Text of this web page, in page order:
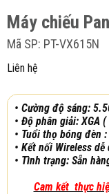
Máy chiếu
Mã SP: PT-VX615N
Liên hệ
• Cường độ sáng:
• Độ phân giải: XGA
• Tuổi thọ bóng đèn
• Kết nối Wireless
• Tình trạng: Sẵn
Cam kết thực